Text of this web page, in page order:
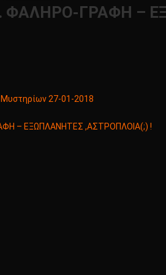
ΦΑΛΗΡΟ-ΓΡΑΦΗ –
27-01-2018
– ΕΞΩΠΛΑΝΗΤΕΣ ,ΑΣΤΡΟΠΛΟΙΑ(;) !